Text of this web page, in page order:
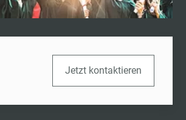
Jetzt kontaktieren